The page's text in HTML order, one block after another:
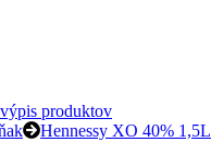
produktov
Hennessy XO 40% 1,5L